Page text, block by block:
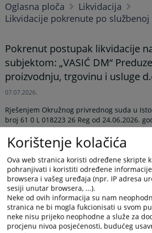
Oglasna ploča
Likvidacija
Likvidacije pokrenute po službenoj
Pokrenut postupak likvidacije
subjektom: „VASIĆ DM“
proizvodnju, trgovinu i usluge
07.07.2026.
Rješenjem Okružnog privrednog suda u
broj 61 0 L 018223 26 Reg od 24.06.2026.
postupak likvidacije nad poslovnim
Preduzeće za proizvodnju, trgovinu i usluge
Užičkog korpusa broj 12.
Pozivaju se povjerioci likvidacionog dužnika
mjeseca od dana objave ovog rješenja
potraživanja prema likvidacionom dužniku
osnov po kojem su ta potraživanja nastala.
Prikazana vijest je na: Srpski jezik
Korištenje kolačića
Ova web stranica koristi određene skripte
pohranjivati i koristiti određene
browsera i vašeg uređaja (npr. IP adresa
sesiji unutar browsera, ...).
Neke od ovih informacija su nam
stranica ne bi mogla fukcionisati u svom
neke nisu prijeko neophodne a služe za
procjenu nivoa posjećenosti, budućeg